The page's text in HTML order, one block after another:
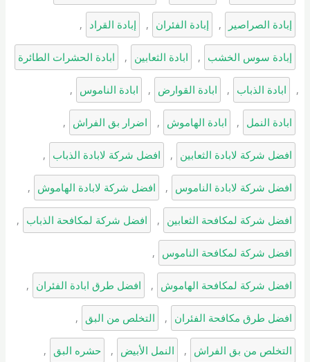
إبادة الصراصير , إبادة الفئران , إبادة القراد ,
إبادة سوس الخشب , ابادة الثعابين , ابادة الحشرات الطائرة
, ابادة الذباب , ابادة القوارض , ابادة الناموس ,
ابادة النمل , ابادة الهاموش , اضرار بق الفراش ,
افضل شركة لابادة الثعابين , افضل شركة لابادة الذباب ,
افضل شركة لابادة الناموس , افضل شركة لابادة الهاموش ,
افضل شركة لمكافحة الثعابين , افضل شركة لمكافحة الذباب ,
افضل شركة لمكافحة الناموس ,
افضل شركة لمكافحة الهاموش , افضل طرق ابادة الفئران ,
افضل طرق مكافحة الفئران , التخلص من البق ,
التخلص من بق الفراش , النمل الأبيض , حشره البق ,